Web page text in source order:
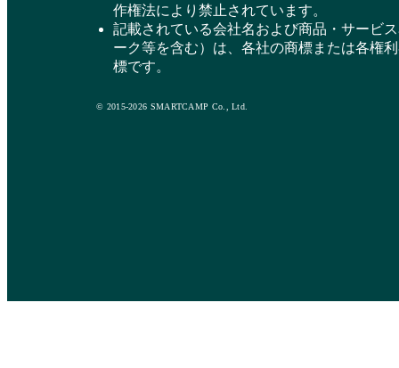
作権法により禁止されています。
記載されている会社名および商品・サービ
ーク等を含む）は、各社の商標または各権
標です。
© 2015-2026 SMARTCAMP Co., Ltd.